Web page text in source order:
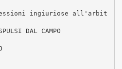
ingiuriose all'arbit
DAL CAMPO